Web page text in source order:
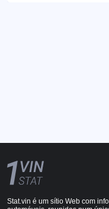
Stat.vin é um sítio Web com